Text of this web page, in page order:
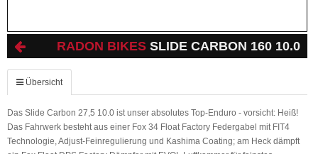
RADON BIKES SLIDE CARBON 160 10.0
Übersicht
Das Slide Carbon 27,5 10.0 ist unser absolutes Top-Enduro - vorsicht: Heiß!
Das Fahrwerk besteht aus einer Fox 34 Float Factory Federgabel mit FIT4
Technologie, Adjust-Feinregulierung und Kashima Coating; am Heck dämpft